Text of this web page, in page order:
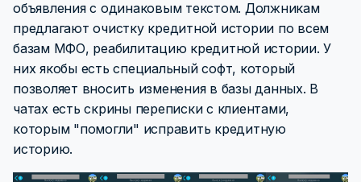
объявления с одинаковым текстом. Должникам
предлагают очистку кредитной истории по всем
базам МФО, реабилитацию кредитной истории. У
них якобы есть специальный софт, который
позволяет вносить изменения в базы данных. В
чатах есть скрины переписки с клиентами,
которым "помогли" исправить кредитную
историю.